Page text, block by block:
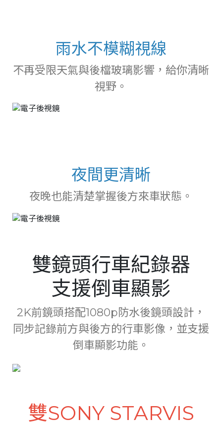
雨水不模糊視線
不再受限天氣與後檔玻璃影響，給你清晰
視野。
夜間更清晰
夜晚也能清楚掌握後方來車狀態。
雙鏡頭行車紀錄器
支援倒車顯影
2K前鏡頭搭配1080p防水後鏡頭設計，
同步記錄前方與後方的行車影像，並支援
倒車顯影功能。
雙SONY STARVIS